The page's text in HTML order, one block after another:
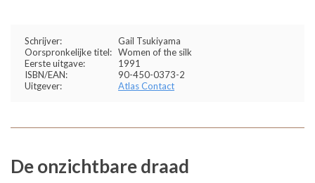
Schrijver:
Gail Tsukiyama
Oorspronkelijke titel: Women of the silk
Eerste uitgave:
1991
ISBN/EAN:
90-450-0373-2
Uitgever:
Atlas Contact
De onzichtbare draad